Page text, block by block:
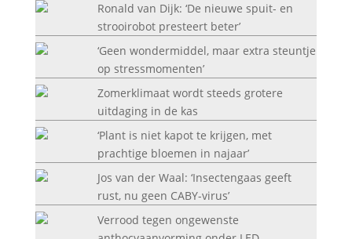
Ronald van Dijk: ‘De nieuwe spuit- en
strooirobot presteert beter’
‘Geen wondermiddel, maar extra steuntje
op stressmomenten’
Zomerklimaat wordt steeds grotere
uitdaging in de kas
‘Plant is niet kapot te krijgen, met
prachtige bloemen in najaar’
Jos van der Waal: ‘Insectengaas geeft
rust, nu geen CABY-virus’
Verrood tegen ongewenste